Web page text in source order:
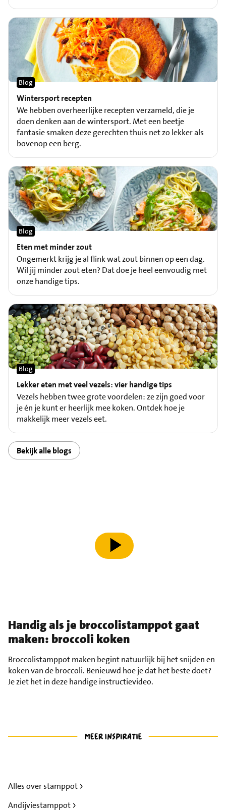
Wintersport recepten
Blog
We hebben overheerlijke recepten verzameld, die je
doen denken aan de wintersport. Met een beetje
fantasie smaken deze gerechten thuis net zo lekker als
bovenop een berg.
Eten met minder zout
Blog
Ongemerkt krijg je al flink wat zout binnen op een dag.
Wil jij minder zout eten? Dat doe je heel eenvoudig met
onze handige tips.
Lekker eten met veel vezels: vier handige tips
Blog
Vezels hebben twee grote voordelen: ze zijn goed voor
je én je kunt er heerlijk mee koken. Ontdek hoe je
makkelijk meer vezels eet.
Bekijk alle blogs
speel video af
Handig als je broccolistamppot gaat
maken: broccoli koken
Broccolistamppot maken begint natuurlijk bij het snijden en
koken van de broccoli. Benieuwd hoe je dat het beste doet?
Je ziet het in deze handige instructievideo.
Alles over stamppot
Andijviestamppot